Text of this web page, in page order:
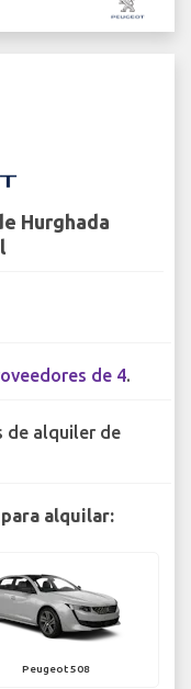
Hurghada
de 4.
de alquiler de
alquilar:
Peugeot 508